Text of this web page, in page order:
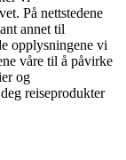
På nettstedene
annet til
opplysningene vi
våre til å påvirke
og
reiseprodukter